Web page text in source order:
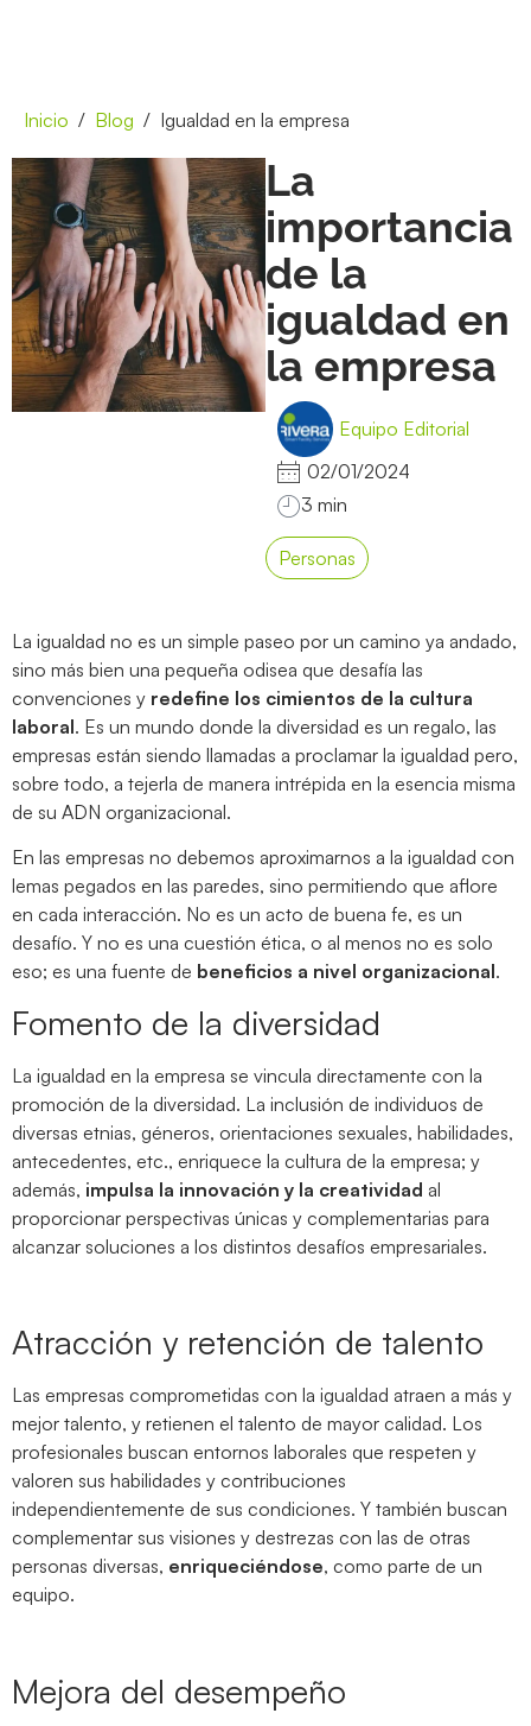
Inicio Blog Igualdad en la empresa
La
importancia
de la
igualdad en
la empresa
Equipo Editorial
02/01/2024
Personas
La igualdad no es un simple paseo por un camino ya andado,
sino más bien una pequeña odisea que desafía las
convenciones y redefine los cimientos de la cultura
laboral. Es un mundo donde la diversidad es un regalo, las
empresas están siendo llamadas a proclamar la igualdad pero,
sobre todo, a tejerla de manera intrépida en la esencia misma
de su ADN organizacional.
En las empresas no debemos aproximarnos a la igualdad con
lemas pegados en las paredes, sino permitiendo que aflore
en cada interacción. No es un acto de buena fe, es un
desafío. Y no es una cuestión ética, o al menos no es solo
eso; es una fuente de beneficios a nivel organizacional.
Fomento de la diversidad
La igualdad en la empresa se vincula directamente con la
promoción de la diversidad. La inclusión de individuos de
diversas etnias, géneros, orientaciones sexuales, habilidades,
antecedentes, etc., enriquece la cultura de la empresa; y
además, impulsa la innovación y la creatividad al
proporcionar perspectivas únicas y complementarias para
alcanzar soluciones a los distintos desafíos empresariales.
Atracción y retención de talento
Las empresas comprometidas con la igualdad atraen a más y
mejor talento, y retienen el talento de mayor calidad. Los
profesionales buscan entornos laborales que respeten y
valoren sus habilidades y contribuciones
independientemente de sus condiciones. Y también buscan
complementar sus visiones y destrezas con las de otras
personas diversas, enriqueciéndose, como parte de un
equipo.
Mejora del desempeño